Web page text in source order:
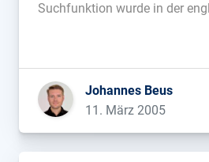
Suchfunktion wurde in der
Johannes Beus
11. März 2005